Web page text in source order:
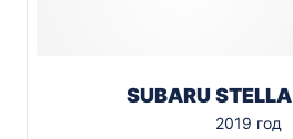
SUBARU
2019 год